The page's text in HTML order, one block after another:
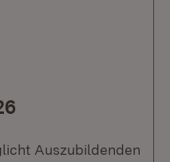
Auszubildenden